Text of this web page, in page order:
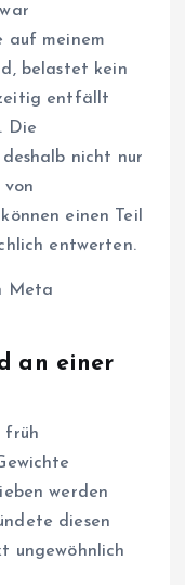
auf meinem
belastet kein
entfällt
Die
nicht nur
einen Teil
entwerten.
Meta
an einer
früh
werden
diesen
ungewöhnlich